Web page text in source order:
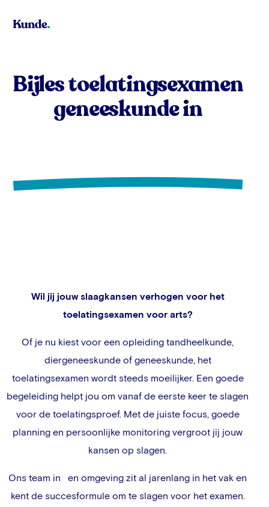
Bijles toelatingsexamen
geneeskunde in
Wil jij jouw slaagkansen verhogen voor het
toelatingsexamen voor arts?
Of je nu kiest voor een opleiding tandheelkunde,
diergeneeskunde of geneeskunde, het
toelatingsexamen wordt steeds moeilijker. Een goede
begeleiding helpt jou om vanaf de eerste keer te slagen
voor de toelatingsproef. Met de juiste focus, goede
planning en persoonlijke monitoring vergroot jij jouw
kansen op slagen.
Ons team in
en omgeving zit al jarenlang in het vak en
kent de succesformule om te slagen voor het examen.